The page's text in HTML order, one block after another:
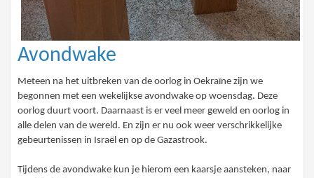
Avondwake
Meteen na het uitbreken van de oorlog in Oekraïne zijn we
begonnen met een wekelijkse avondwake op woensdag. Deze
oorlog duurt voort. Daarnaast is er veel meer geweld en oorlog in
alle delen van de wereld. En zijn er nu ook weer verschrikkelijke
gebeurtenissen in Israël en op de Gazastrook.
Tijdens de avondwake kun je hierom een kaarsje aansteken, naar